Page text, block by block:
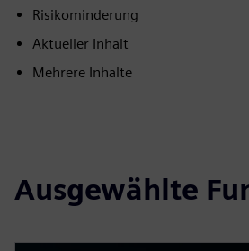
Risikominderung
Aktueller Inhalt
Mehrere Inhalte
Ausgewählte